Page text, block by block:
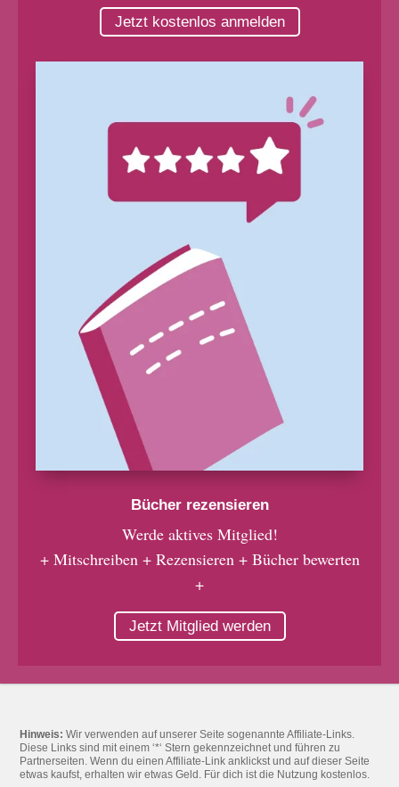
Jetzt kostenlos anmelden
Bücher rezensieren
Werde aktives Mitglied!
+ Mitschreiben + Rezensieren + Bücher bewerten
+
Jetzt Mitglied werden
Hinweis: Wir verwenden auf unserer Seite sogenannte Affiliate-Links.
Diese Links sind mit einem ‘*‘ Stern gekennzeichnet und führen zu
Partnerseiten. Wenn du einen Affiliate-Link anklickst und auf dieser Seite
etwas kaufst, erhalten wir etwas Geld. Für dich ist die Nutzung kostenlos.